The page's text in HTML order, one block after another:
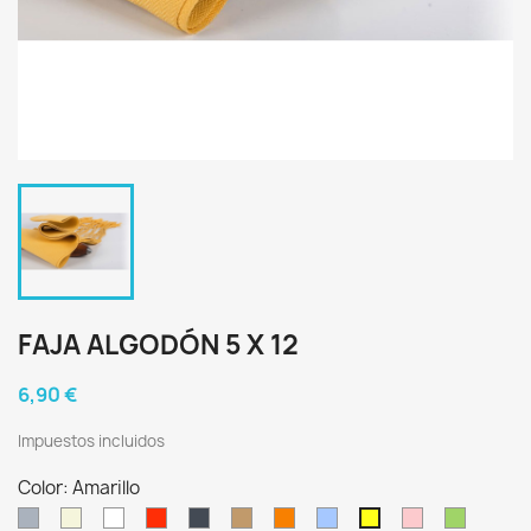
FAJA ALGODÓN 5 X 12
6,90 €
Impuestos incluidos
Color: Amarillo